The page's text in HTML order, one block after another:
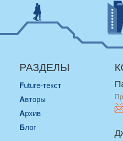
РАЗДЕЛЫ
Future-текст
Авторы
Архив
Блог